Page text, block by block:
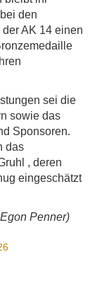
den
AK 14 einen
sei die
sowie das
Sponsoren.
das
, deren
eingeschätzt
Penner)